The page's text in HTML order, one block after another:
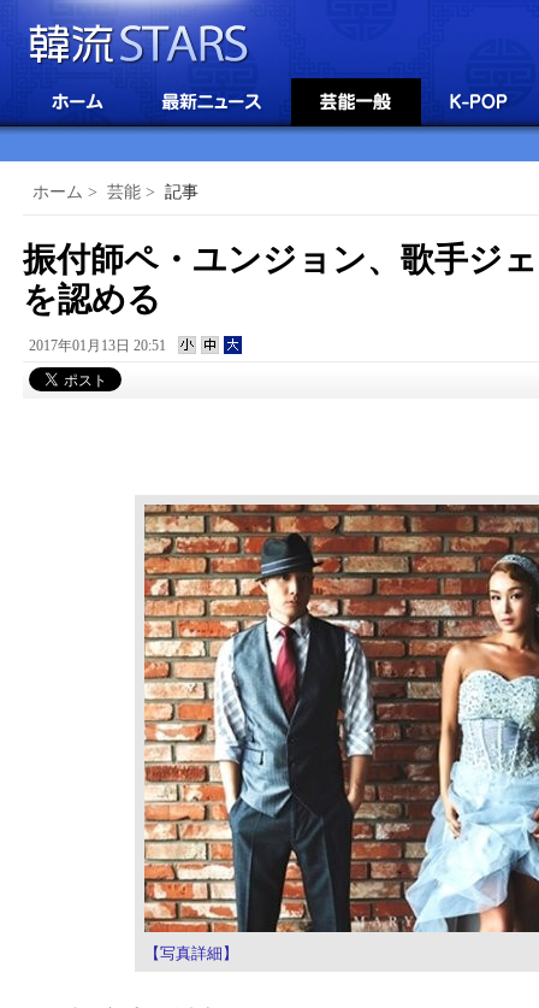
ホーム > 芸能 > 記事
振付師ペ・ユンジョン、歌手ジ
を認める
2017年01月13日 20:51
【写真詳細】